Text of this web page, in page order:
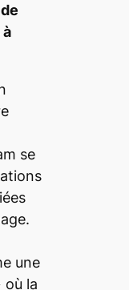
se
une
où la